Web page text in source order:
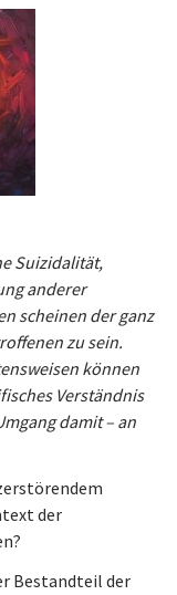
Suizidalität,
anderer
scheinen der ganz
zu sein.
können
Verständnis
damit – an
der
Bestandteil der